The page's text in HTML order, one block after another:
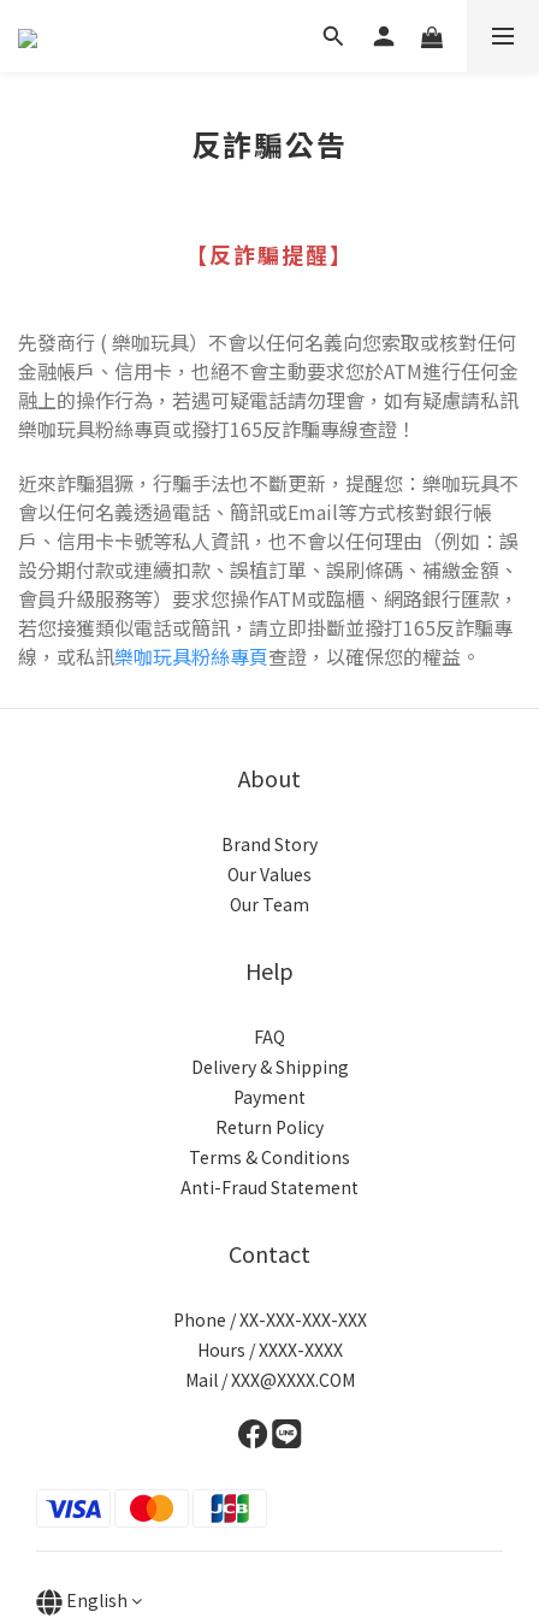
反詐騙公告
【反詐騙提醒】
先發商行 ( 樂咖玩具）不會以任何名義向您索取或核對任何
金融帳戶、信用卡，也絕不會主動要求您於ATM進行任何金
融上的操作行為，若遇可疑電話請勿理會，如有疑慮請私訊
樂咖玩具粉絲專頁或撥打165反詐騙專線查證！
近來詐騙猖獗，行騙手法也不斷更新，提醒您：樂咖玩具不
會以任何名義透過電話、簡訊或Email等方式核對銀行帳
戶、信用卡卡號等私人資訊，也不會以任何理由（例如：誤
設分期付款或連續扣款、誤植訂單、誤刷條碼、補繳金額、
會員升級服務等）要求您操作ATM或臨櫃、網路銀行匯款，
若您接獲類似電話或簡訊，請立即掛斷並撥打165反詐騙專
線，或私訊樂咖玩具粉絲專頁查證，以確保您的權益。
About
Brand Story
Our Values
Our Team
Help
FAQ
Delivery & Shipping
Payment
Return Policy
Terms & Conditions
Anti-Fraud Statement
Contact
Phone / XX-XXX-XXX-XXX
Hours / XXXX-XXXX
Mail / XXX@XXXX.COM
English